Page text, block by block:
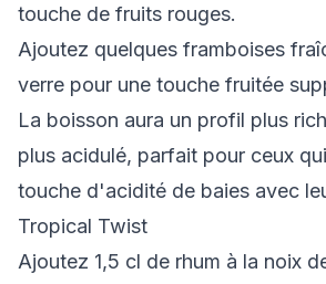
touche de fruits rouges.
Ajoutez quelques framboises
verre pour une touche fruitée
La boisson aura un profil plus
plus acidulé, parfait pour ceux
touche d'acidité de baies avec
Tropical Twist
Ajoutez 1,5 cl de rhum à la noix